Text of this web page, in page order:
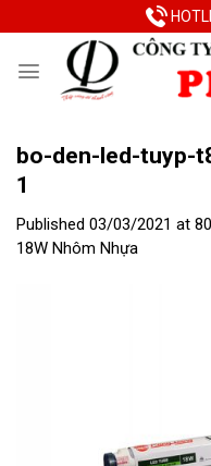
to
bo-den-led-tuyp-
1
Published 03/03/2021 at
18W Nhôm Nhựa